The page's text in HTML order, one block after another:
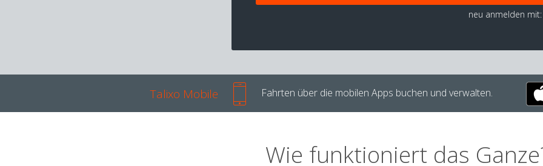
neu anmelden mit:
Talixo Mobile Fahrten über die mobilen Apps buchen und verwalten.
Wie funktioniert das